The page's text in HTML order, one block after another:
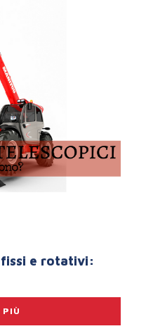
e rotativi:
PIÙ